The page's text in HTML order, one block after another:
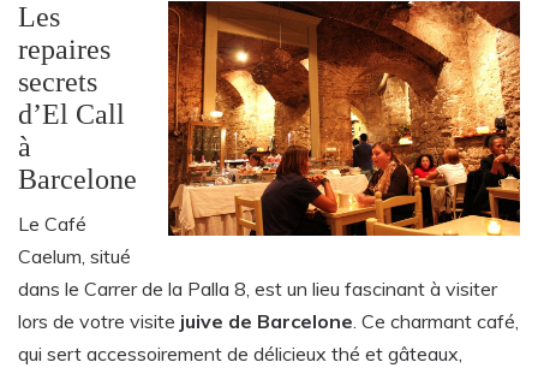
Les
repaires
secrets
d’El Call
à
Barcelone
Le Café
Caelum, situé
dans le Carrer de la Palla 8, est un lieu fascinant à visiter
lors de votre visite juive de Barcelone. Ce charmant café,
qui sert accessoirement de délicieux thé et gâteaux,